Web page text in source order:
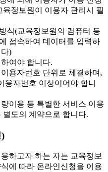
육정보원이 이용자 관리시 필
식(교육정보원의 컴퓨터 등
접속하여 데이터를 입력하
)
여야 합니다.
용자번호 단위로 체결하며,
용자번호 이상이어야 합니
이용 등 특별한 서비스 이용
별도의 계약으로 합니다.
하고자 하는 자는 교육정보
에 따라 온라인신청을 이용